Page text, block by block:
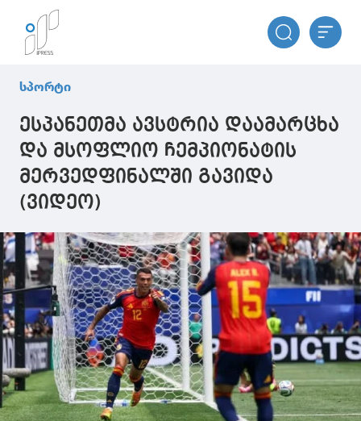
სპორტი
ესპანეთმა ავსტრია დაამარცხა
და მსოფლიო ჩემპიონატის
მერვედფინალში გავიდა
(ვიდეო)